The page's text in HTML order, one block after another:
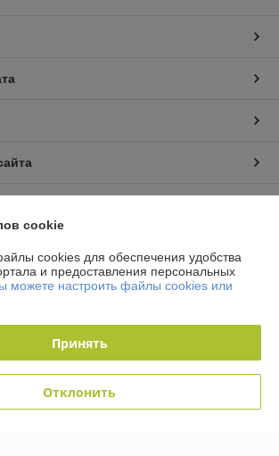
8, оф 9Н
cookie
cookies для обеспечения удобства
и предоставления персональных
можете настроить файлы cookies или
Принять
Отклонить